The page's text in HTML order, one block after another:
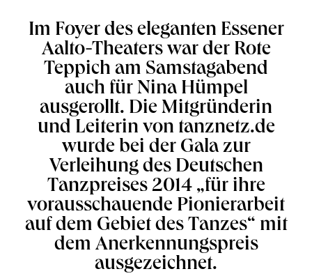
Im Foyer des eleganten Essener
Aalto-Theaters war der Rote
Teppich am Samstagabend
auch für Nina Hümpel
ausgerollt. Die Mitgründerin
und Leiterin von tanznetz.de
wurde bei der Gala zur
Verleihung des Deutschen
Tanzpreises 2014 „für ihre
vorausschauende Pionierarbeit
auf dem Gebiet des Tanzes“ mit
dem Anerkennungspreis
ausgezeichnet.